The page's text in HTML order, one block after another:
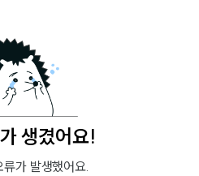
생겼어요!
류가 발생했어요.